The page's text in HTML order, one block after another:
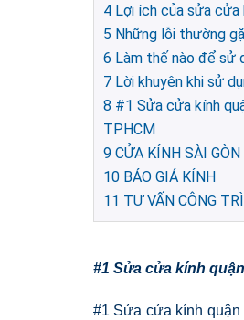
4 Lợi ích của sửa cửa
5 Những lỗi thường
6 Làm thế nào để sử
7 Lời khuyên khi sử
8 #1 Sửa cửa kính
TPHCM
9 CỬA KÍNH SÀI GÒN
10 BÁO GIÁ KÍNH
11 TƯ VẤN CÔNG
#1 Sửa cửa kính
#1 Sửa cửa kính quận